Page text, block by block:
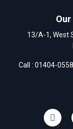
13/A-1, West
Call : 01404-